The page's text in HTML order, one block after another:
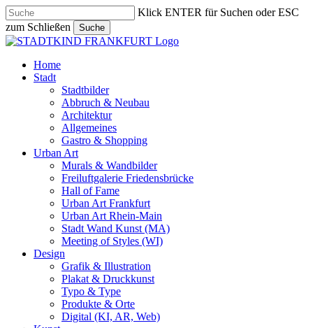
Skip
to
main
content
Klick ENTER für Suchen oder ESC
zum Schließen
Suche
Close
search
Menu
Home
Stadt
Stadtbilder
Abbruch & Neubau
Architektur
Allgemeines
Gastro & Shopping
Urban Art
Murals & Wandbilder
Freiluftgalerie Friedensbrücke
Hall of Fame
Urban Art Frankfurt
Urban Art Rhein-Main
Stadt Wand Kunst (MA)
Meeting of Styles (WI)
Design
Grafik & Illustration
Plakat & Druckkunst
Typo & Type
Produkte & Orte
Digital (KI, AR, Web)